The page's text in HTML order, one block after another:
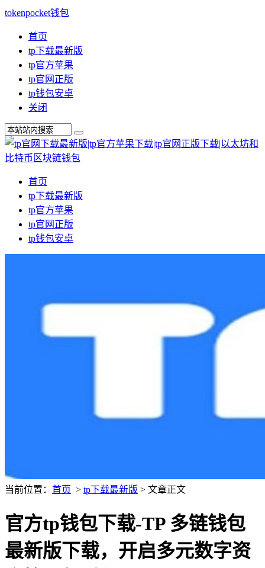
tokenpocket钱包
首页
tp下载最新版
tp官方苹果
tp官网正版
tp钱包安卓
关闭
首页
tp下载最新版
tp官方苹果
tp官网正版
tp钱包安卓
当前位置： 首页 > tp下载最新版 > 文章正文
官方tp钱包下载-TP 多链钱包
最新版下载，开启多元数字资